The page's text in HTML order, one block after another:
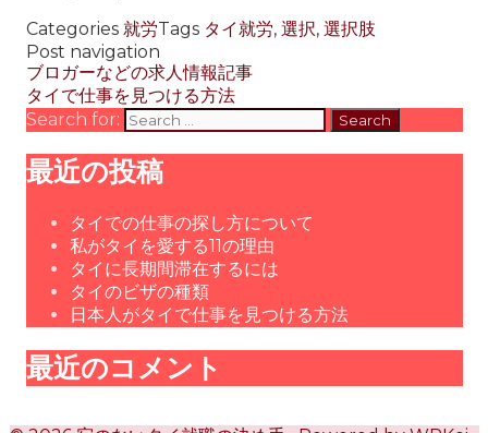
Categories 就労Tags タイ就労, 選択, 選択肢
Post navigation
ブロガーなどの求人情報記事
タイで仕事を見つける方法
Search for:
最近の投稿
タイでの仕事の探し方について
私がタイを愛する11の理由
タイに長期間滞在するには
タイのビザの種類
日本人がタイで仕事を見つける方法
最近のコメント